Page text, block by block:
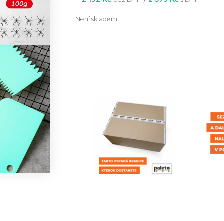
Není skladem